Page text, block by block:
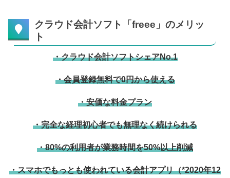
クラウド会計ソフト「freee」のメリッ
ト
・クラウド会計ソフトシェアNo.1
・会員登録無料で0円から使える
・安価な料金プラン
・完全な経理初心者でも無理なく続けられる
・80%の利用者が業務時間を50%以上削減
・スマホでもっとも使われている会計アプリ（*2020年12